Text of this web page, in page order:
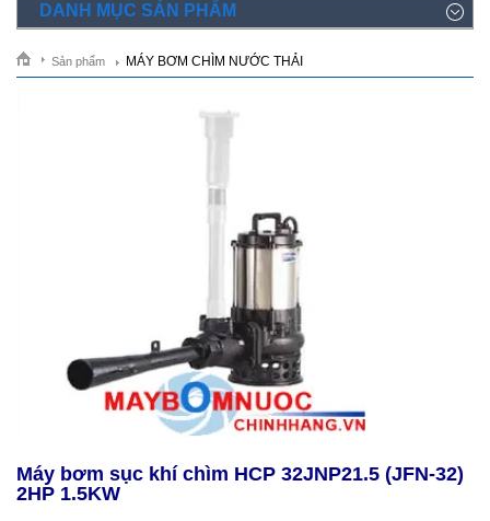
DANH MỤC SẢN PHẨM
Sản phẩm MÁY BƠM CHÌM NƯỚC THẢI
Máy bơm sục khí chìm HCP 32JNP21.5 (JFN-32)
2HP 1.5KW